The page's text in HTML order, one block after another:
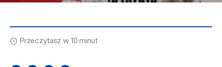
Przeczytasz w 10 minut